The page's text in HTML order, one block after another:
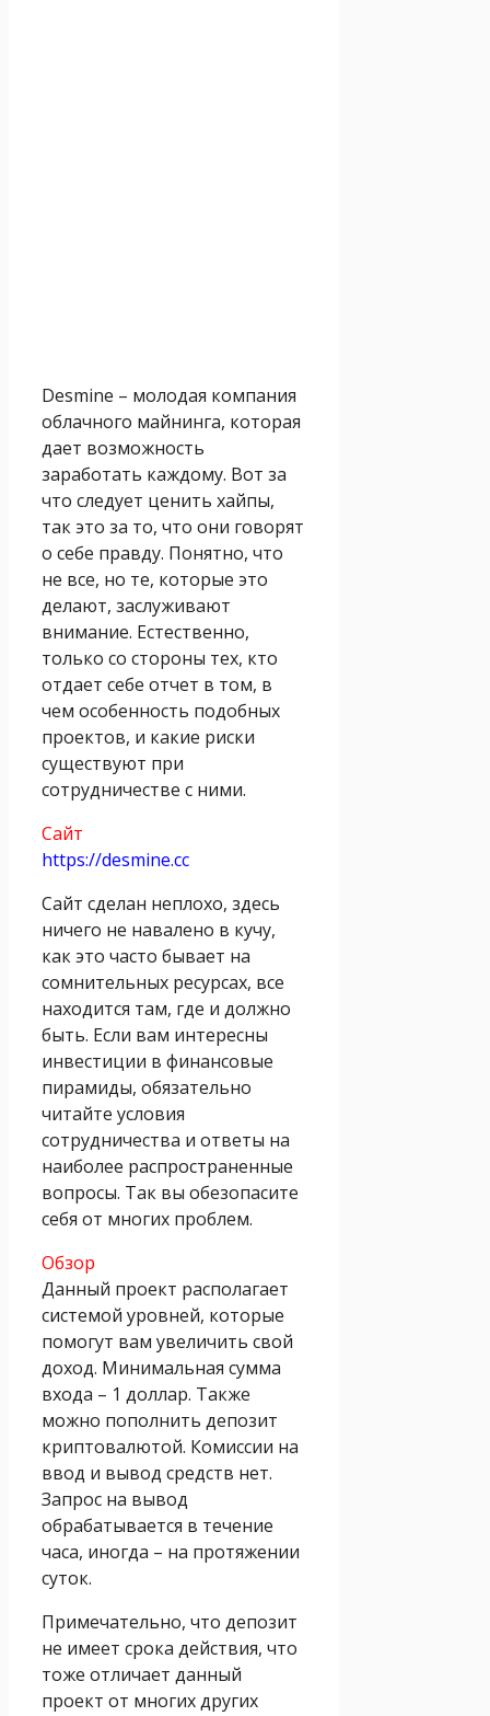
Desmine – молодая компания
облачного майнинга, которая
дает возможность
заработать каждому. Вот за
что следует ценить хайпы,
так это за то, что они говорят
о себе правду. Понятно, что
не все, но те, которые это
делают, заслуживают
внимание. Естественно,
только со стороны тех, кто
отдает себе отчет в том, в
чем особенность подобных
проектов, и какие риски
существуют при
сотрудничестве с ними.
Сайт
https://desmine.cc
Сайт сделан неплохо, здесь
ничего не навалено в кучу,
как это часто бывает на
сомнительных ресурсах, все
находится там, где и должно
быть. Если вам интересны
инвестиции в финансовые
пирамиды, обязательно
читайте условия
сотрудничества и ответы на
наиболее распространенные
вопросы. Так вы обезопасите
себя от многих проблем.
Обзор
Данный проект располагает
системой уровней, которые
помогут вам увеличить свой
доход. Минимальная сумма
входа – 1 доллар. Также
можно пополнить депозит
криптовалютой. Комиссии на
ввод и вывод средств нет.
Запрос на вывод
обрабатывается в течение
часа, иногда – на протяжении
суток.
Примечательно, что депозит
не имеет срока действия, что
тоже отличает данный
проект от многих других